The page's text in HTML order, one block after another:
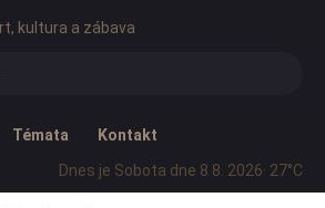
kultura a zábava
Témata
Kontakt
Dnes je Sobota dne 8 8. 2026· 27°C